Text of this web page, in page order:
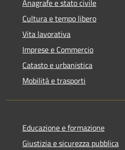
Anagrafe e stato civile
Cultura e tempo libero
Vita lavorativa
Imprese e Commercio
Catasto e urbanistica
Mobilità e trasporti
Educazione e formazione
Giustizia e sicurezza pubblica